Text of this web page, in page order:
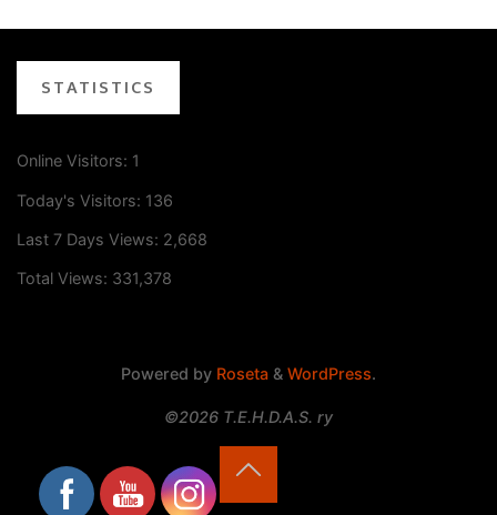
STATISTICS
Online Visitors: 1
Today's Visitors: 136
Last 7 Days Views: 2,668
Total Views: 331,378
Powered by Roseta & WordPress.
©2026 T.E.H.D.A.S. ry
Back